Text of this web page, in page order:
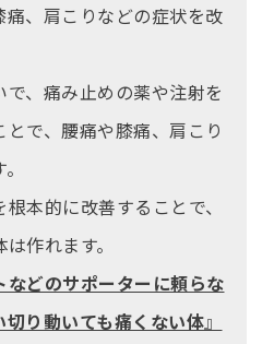
、肩こりなどの症状を改
、痛み止めの薬や注射を
で、腰痛や膝痛、肩こり
本的に改善することで、
作れます。
どのサポーターに頼らな
切り動いても痛くない体』